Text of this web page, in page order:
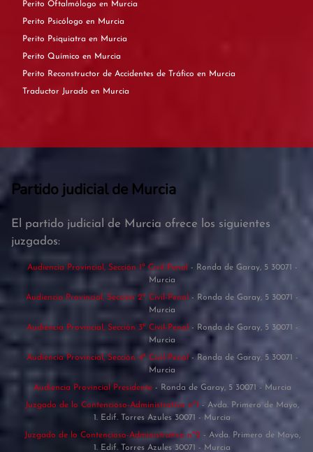
Perito Oftalmólogo en Murcia
Perito Psicólogo en Murcia
Perito Psiquiatra en Murcia
Perito Químico en Murcia
Perito Reconstructor de Accidentes de Tráfico en Murcia
Traductor Jurado en Murcia
Partido judicial de Murcia
El partido judicial de Murcia ofrece los siguientes
juzgados:
Audiencia Provincial, Sección 1ª Civil-Penal - Ronda de Garay, 5 30071 -
Murcia
Audiencia Provincial, Sección 2ª Civil-Penal - Ronda de Garay, 5 30071 -
Murcia
Audiencia Provincial, Sección 3ª Civil-Penal - Ronda de Garay, 5 30071 -
Murcia
Audiencia Provincial, Sección 4ª Civil-Penal - Ronda de Garay, 5 30071 -
Murcia
Audiencia Provincial Presidente - Ronda de Garay, 5 30071 - Murcia
Juzgado de lo Contencioso-Administrativo nº1 - Avda. Primero de Mayo,
1. Edif. Torres Azules 30071 - Murcia
Juzgado de lo Contencioso-Administrativo nº2 - Avda. Primero de Mayo,
1. Edif. Torres Azules 30071 - Murcia